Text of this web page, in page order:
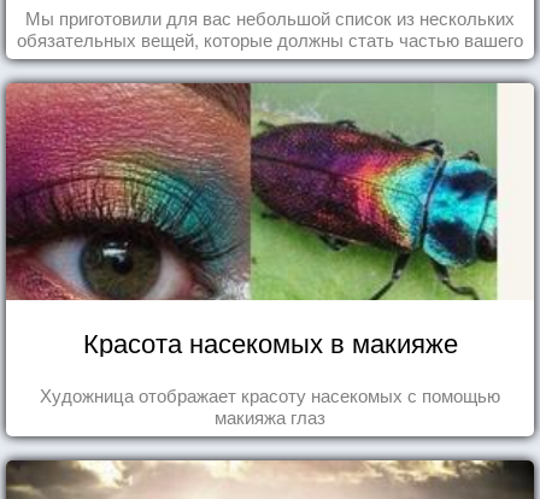
Мы приготовили для вас небольшой список из нескольких
обязательных вещей, которые должны стать частью вашего
дня.
Красота насекомых в макияже
Художница отображает красоту насекомых с помощью
макияжа глаз